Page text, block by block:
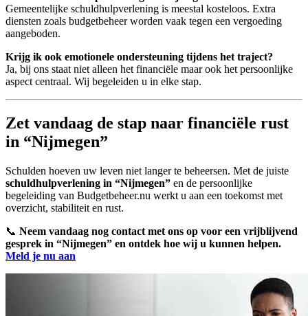
Gemeentelijke schuldhulpverlening is meestal kosteloos. Extra
diensten zoals budgetbeheer worden vaak tegen een vergoeding
aangeboden.
Krijg ik ook emotionele ondersteuning tijdens het traject?
Ja, bij ons staat niet alleen het financiële maar ook het persoonlijke
aspect centraal. Wij begeleiden u in elke stap.
Zet vandaag de stap naar financiële rust
in “Nijmegen”
Schulden hoeven uw leven niet langer te beheersen. Met de juiste
schuldhulpverlening in “Nijmegen” en de persoonlijke
begeleiding van Budgetbeheer.nu werkt u aan een toekomst met
overzicht, stabiliteit en rust.
📞 Neem vandaag nog contact met ons op voor een vrijblijvend
gesprek in “Nijmegen” en ontdek hoe wij u kunnen helpen.
Meld je nu aan